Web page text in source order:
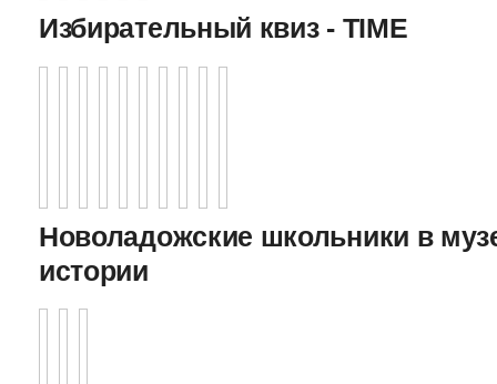
Избирательный квиз - TIME
Новоладожские школьники в
истории